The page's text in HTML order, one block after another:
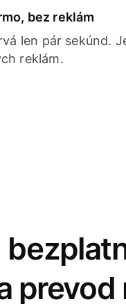
bez reklám
len pár sekúnd.
reklám.
prevod